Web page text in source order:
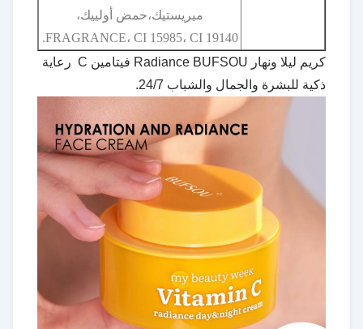
ميريستيك،حمض أولييك،
FRAGRANCE، CI 15985، CI 19140.
كريم ليلا ونهار Radiance BUFSOU فيتامين C ‬ رعاية
ذكية للبشرة والجمال والشباب 24/7.